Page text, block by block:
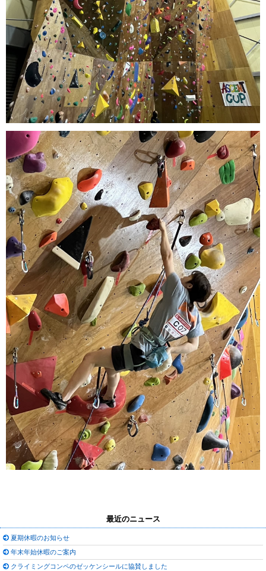
最近のニュース
夏期休暇のお知らせ
年末年始休暇のご案内
クライミングコンペのゼッケンシールに協賛しました